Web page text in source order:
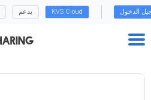
يدعم KVS Cloud الدخول